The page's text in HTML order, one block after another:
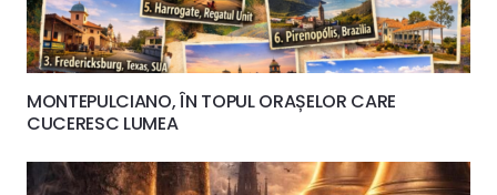
MONTEPULCIANO, ÎN TOPUL ORAȘELOR CARE
CUCERESC LUMEA